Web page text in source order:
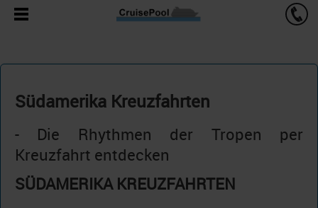
Südamerika Kreuzfahrten
- Die Rhythmen der Tropen per
Kreuzfahrt entdecken
SÜDAMERIKA KREUZFAHRTEN